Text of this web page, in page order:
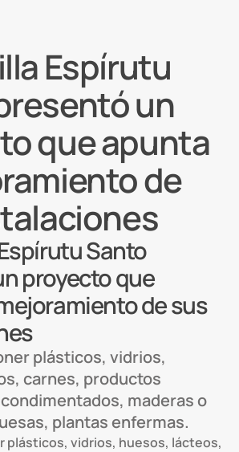
Espírutu
un
que apunta
de
Santo
proyecto que
de sus
plásticos, vidrios,
carnes, productos
maderas o
plantas enfermas.
plásticos, vidrios, huesos, lácteos,